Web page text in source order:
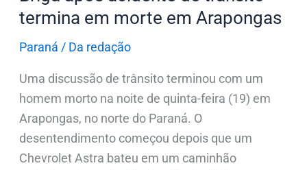
termina em morte em Arapongas
Paraná / Da redação
Uma discussão de trânsito terminou com um
homem morto na noite de quinta-feira (19) em
Arapongas, no norte do Paraná. O
desentendimento começou depois que um
Chevrolet Astra bateu em um caminhão